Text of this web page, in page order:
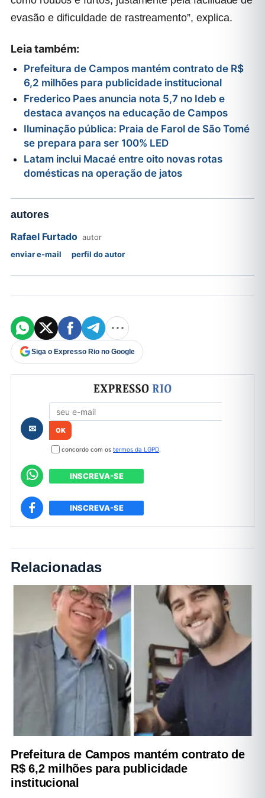
evasão e dificuldade de rastreamento”, explica.
Leia também:
Prefeitura de Campos mantém contrato de R$
6,2 milhões para publicidade institucional
Frederico Paes anuncia nota 5,7 no Ideb e
destaca avanços na educação de Campos
Iluminação pública: Praia de Farol de São Tomé
se prepara para ser 100% LED
Latam inclui Macaé entre oito novas rotas
domésticas na operação de jatos
autores
Rafael Furtado autor
enviar e-mail
perfil do autor
Siga o Expresso Rio no Google
Formulário de cadastro
✉
concordo com os termos da LGPD.
INSCREVA-SE
INSCREVA-SE
Relacionadas
Prefeitura de Campos mantém contrato de
R$ 6,2 milhões para publicidade
institucional